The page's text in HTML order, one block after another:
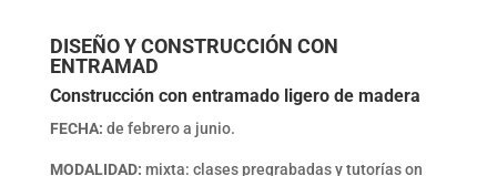
DISEÑO Y CONSTRUCCIÓN CON
ENTRAMAD
Construcción con entramado ligero de madera
FECHA: de febrero a junio.
MODALIDAD: mixta: clases pregrabadas y tutorías on